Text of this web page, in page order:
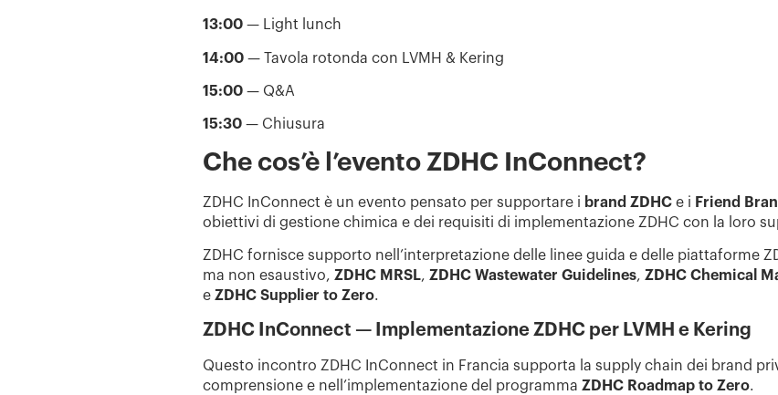
13:00 — Light lunch
14:00 — Tavola rotonda con LVMH & Kering
15:00 — Q&A
15:30 — Chiusura
Che cos’è l’evento ZDHC InConnect?
ZDHC InConnect è un evento pensato per supportare i brand ZDHC e i Friend
obiettivi di gestione chimica e dei requisiti di implementazione ZDHC con la loro
ZDHC fornisce supporto nell’interpretazione delle linee guida e delle piattaforme
ma non esaustivo, ZDHC MRSL, ZDHC Wastewater Guidelines, ZDHC Chemical
e ZDHC Supplier to Zero.
ZDHC InConnect — Implementazione ZDHC per LVMH e Kering
Questo incontro ZDHC InConnect in Francia supporta la supply chain dei brand
comprensione e nell’implementazione del programma ZDHC Roadmap to Zero.